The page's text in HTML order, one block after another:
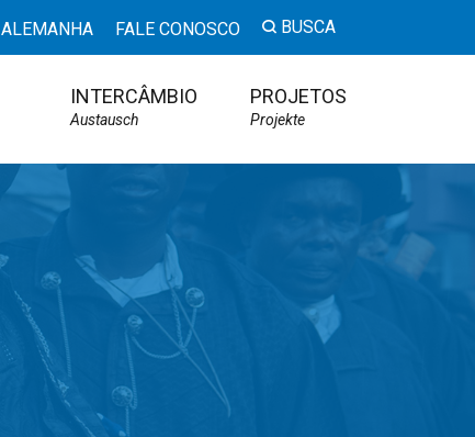
ALEMANHA FALE CONOSCO BUSCA
INTERCÂMBIO
Austausch
PROJETOS
Projekte